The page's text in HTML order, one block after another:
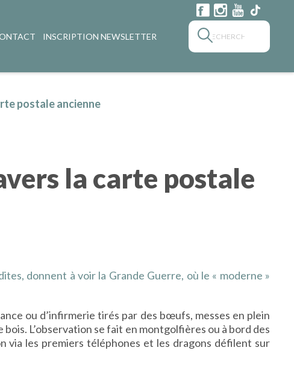
INSCRIPTION NEWSLETTER
postale ancienne
la carte postale
donnent à voir la Grande Guerre, où le « moderne »
ou d’infirmerie tirés par des bœufs, messes en plein
L’observation se fait en montgolfières ou à bord des
via les premiers téléphones et les dragons défilent sur